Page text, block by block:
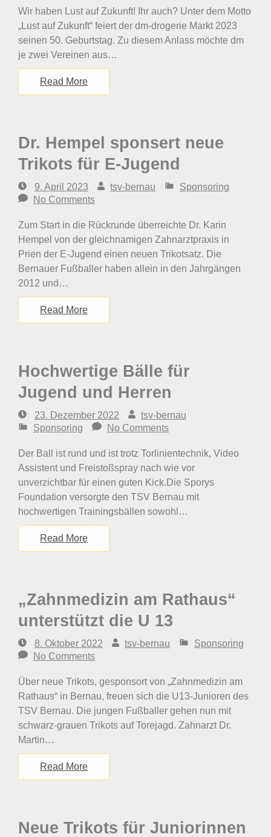
Wir haben Lust auf Zukunft! Ihr auch? Unter dem Motto
„Lust auf Zukunft“ feiert der dm-drogerie Markt 2023
seinen 50. Geburtstag. Zu diesem Anlass möchte dm
je zwei Vereinen aus…
Read More
Dr. Hempel sponsert neue
Trikots für E-Jugend
9. April 2023 tsv-bernau
Sponsoring
No Comments
Zum Start in die Rückrunde überreichte Dr. Karin
Hempel von der gleichnamigen Zahnarztpraxis in
Prien der E-Jugend einen neuen Trikotsatz. Die
Bernauer Fußballer haben allein in den Jahrgängen
2012 und…
Read More
Hochwertige Bälle für
Jugend und Herren
23. Dezember 2022
tsv-bernau
Sponsoring
No Comments
Der Ball ist rund und ist trotz Torlinientechnik, Video
Assistent und Freistoßspray nach wie vor
unverzichtbar für einen guten Kick.Die Sporys
Foundation versorgte den TSV Bernau mit
hochwertigen Trainingsbällen sowohl…
Read More
„Zahnmedizin am Rathaus“
unterstützt die U 13
8. Oktober 2022 tsv-bernau
Sponsoring
No Comments
Über neue Trikots, gesponsort von „Zahnmedizin am
Rathaus“ in Bernau, freuen sich die U13-Junioren des
TSV Bernau. Die jungen Fußballer gehen nun mit
schwarz-grauen Trikots auf Torejagd. Zahnarzt Dr.
Martin…
Read More
Neue Trikots für Juniorinnen